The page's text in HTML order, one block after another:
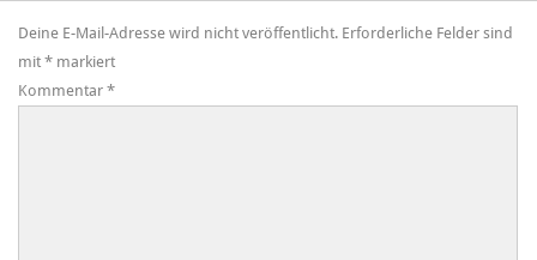
Deine E-Mail-Adresse wird nicht veröffentlicht. Erforderliche Felder sind
mit * markiert
Kommentar *